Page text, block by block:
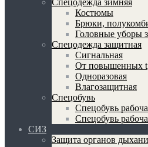
Спецодежда зимняя
Костюмы
Брюки,
Головные уборы
Спецодежда защитная
Сигнальная
От повышенных t
Одноразовая
Влагозащитная
Спецобувь
Спецобувь
Спецобувь
СИЗ
Защита органов